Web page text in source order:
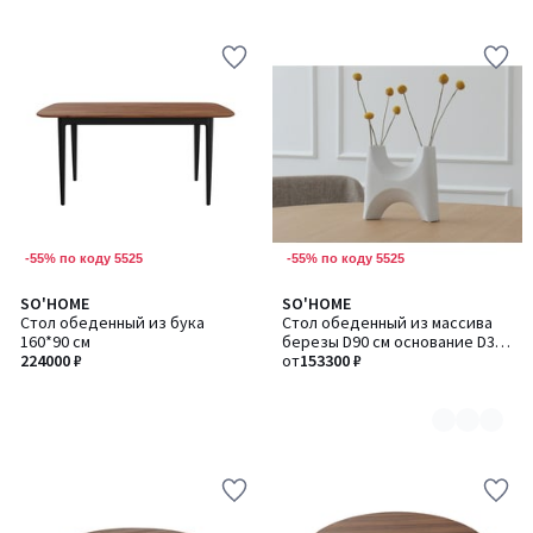
-55% по коду 5525
SO'HOME
Стол обеденный из бука
160*90 см
224000 ₽
-55% по коду 5525
SO'HOME
Стол обеденный из массива
березы D90 см основание D39
см
от153300 ₽
Количество
цветов:
2